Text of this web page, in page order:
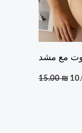
مع مشد
15.00₪